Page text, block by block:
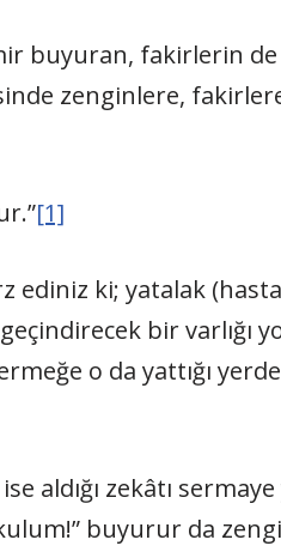
buyuran, fakirlerin de
zenginlere,
[1]
ki; yatalak
bir varlığı
o da yattığı
aldığı zekâtı
buyurur da